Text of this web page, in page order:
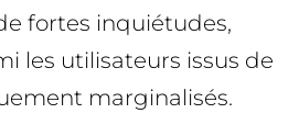
fortes inquiétudes,
les utilisateurs issus de
marginalisés.